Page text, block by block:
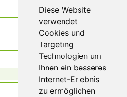
Diese Website
verwendet
Cookies und
Targeting
Technologien um
Ihnen ein besseres
Internet-Erlebnis
zu ermöglichen